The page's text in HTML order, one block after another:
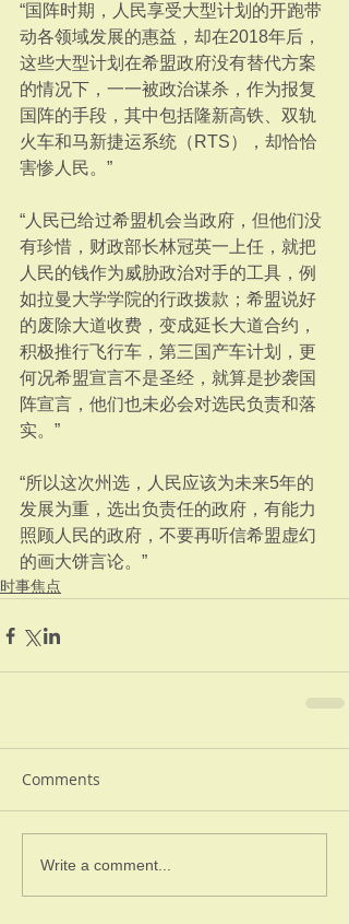
“国阵时期，人民享受大型计划的开跑带
动各领域发展的惠益，却在2018年后，
这些大型计划在希盟政府没有替代方案
的情况下，一一被政治谋杀，作为报复
国阵的手段，其中包括隆新高铁、双轨
火车和马新捷运系统（RTS），却恰恰
害惨人民。”
“人民已给过希盟机会当政府，但他们没
有珍惜，财政部长林冠英一上任，就把
人民的钱作为威胁政治对手的工具，例
如拉曼大学学院的行政拨款；希盟说好
的废除大道收费，变成延长大道合约，
积极推行飞行车，第三国产车计划，更
何况希盟宣言不是圣经，就算是抄袭国
阵宣言，他们也未必会对选民负责和落
实。”
“所以这次州选，人民应该为未来5年的
发展为重，选出负责任的政府，有能力
照顾人民的政府，不要再听信希盟虚幻
的画大饼言论。”
时事焦点
Comments
Write a comment...